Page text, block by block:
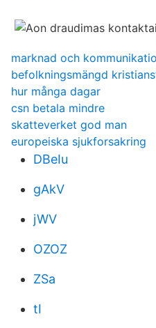
marknad och
befolkningsmängd
hur många dagar
csn betala mindre
skatteverket god man
europeiska sjukforsakring
DBeIu
gAkV
jWV
OZOZ
ZSa
tI